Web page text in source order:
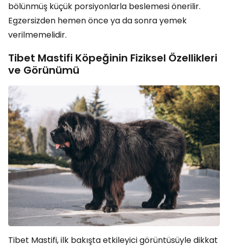
bölünmüş küçük porsiyonlarla beslemesi önerilir.
Egzersizden hemen önce ya da sonra yemek
verilmemelidir.
Tibet Mastifi Köpeğinin Fiziksel Özellikleri
ve Görünümü
Tibet Mastifi, ilk bakışta etkileyici görüntüsüyle dikkat